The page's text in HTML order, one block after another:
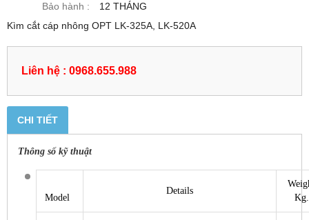
Bảo hành :
12 THÁNG
Kìm cắt cáp nhông OPT LK-325A, LK-520A
Liên hệ : 0968.655.988
CHI TIẾT
Thông số kỹ thuật
Model
Details
Kg.